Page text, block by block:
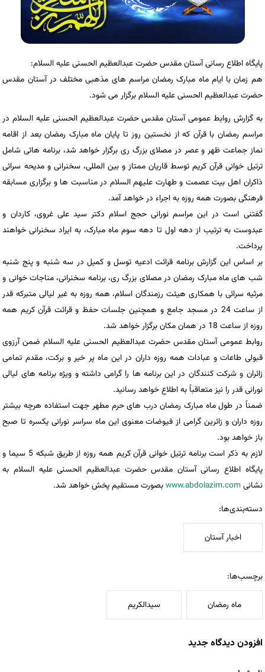
پایگاه اطلاع رسانی آستان مقدس حضرت عبدالعظیم الحسنی علیه السلام:
هم زمان با ایام ماه مبارک رمضان مراسم های مذهبی مختلف در آستان مقدس
حضرت عبدالعظیم الحسنی علیه السلام برگزار می شود.
به گزارش روابط عمومی آستان مقدس حضرت عبدالعظیم الحسنی علیه السلام در
مراسم رمضان با قرآن که از نخستین روز تا پایان ماه مبارک رمضان بعد از اقامه
نماز جماعت ظهر و عصر در مصلای بزرگ ری برگزار خواهد شد، برنامه هائی شامل
ترتیل خوانی قرآن کریم توسط قاریان ممتاز و بین المللی، سخنرانی و مدیحه سرائی
ذاکران اهل بیت عصمت و طهارت علیهم السلام در مناسبت ها و برگزاری مسابقه
فرهنگی بصورت همه روزه به اجراء در خواهد آمد.
گفتنی است در این مراسم نورانی حجج اسلام دکتر سید علی غروی، کاردان و
عبدوست به ترتیب از دهه اول تا دهه سوم ماه مبارک، به ایراد سخنرانی خواهند
پرداخت.
بر اساس این گزارش برنامه قرائت ادعیه توسل و کمیل در سه شنبه و پنج شنبه
شب های ماه مبارک رمضان در مصلای بزرگ ری، برنامه سخنرانی، مناجات خوانی و
مرثیه سرائی با همکاری هیئت رزمندگان اسلام، همه روزه به غیر لیالی متبرکه قدر
از ساعت 24 در مسجد جامع و همچنین جلسات حفظ و قرائت قرآن کریم همه
روزه از ساعت 18 در همان مکان برگزار خواهد شد.
روابط عمومی آستان مقدس حضرت عبدالعظیم الحسنی علیه السلام ضمن آرزوی
قبولی طاعات و عبادات همه روزه داران در این ماه پر خیر و برکت، مقدم تمامی
زائران و شرکت کنندگان در این برنامه ها را گرامی داشته و ویژه برنامه های لیالی
نورانی قدر را نیز متعاقباً به اطلاع خواهد رسانید.
ضمناً در طول ماه مبارک رمضان درب های حرم مطهر جهت استفاده هرچه بیشتر
روزه داران و زائرین گرامی از فیوضات معنوی این ماه سراسر نورانی یکسره تا صبح
باز خواهد بود.
لازم به ذکر است برنامه ترتیل خوانی قرآن کریم همه روزه از طریق شبکه 5 سیما و
پایگاه اطلاع رسانی آستان مقدس حضرت عبدالعظیم الحسنی علیه السلام به
نشانیwww.abdolazim.comبصورت مستقیم پخش خواهد شد.
دسته‌بندی‌ها:
اخبار آستان
برچسب‌ها:
ماه رمضان سیدالکریم
افزودن دیدگاه جدید